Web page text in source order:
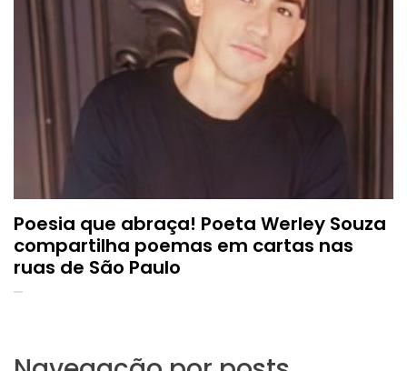
Poesia que abraça! Poeta Werley Souza
compartilha poemas em cartas nas
ruas de São Paulo